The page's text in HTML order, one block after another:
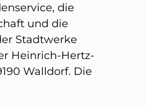
die
und die
Stadtwerke
Heinrich-Hertz-
Walldorf. Die